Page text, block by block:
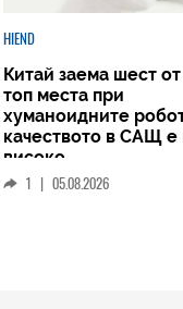
HIEND
Китай заема шест
топ места при
хуманоидните
качеството в САЩ е
високо
1 | 05.08.2026